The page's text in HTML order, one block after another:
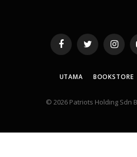
FacebookTwitter
UTAMA BOOKSTORE
© 2026 Patriots Holding Sdn